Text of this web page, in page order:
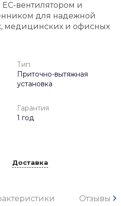
вентилятором и
для надежной
медицинских и офисных
Тип
Приточно-вытяжная
установка
Гарантия
1 год
Доставка
Отзывы